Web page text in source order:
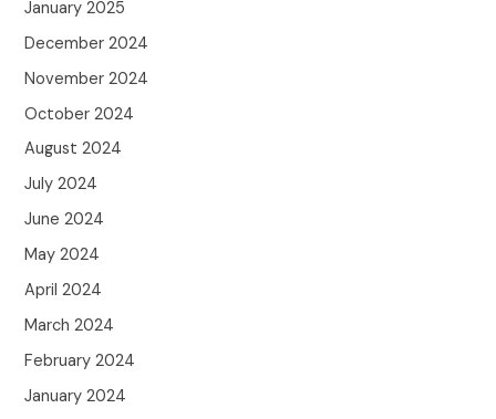
January 2025
December 2024
November 2024
October 2024
August 2024
July 2024
June 2024
May 2024
April 2024
March 2024
February 2024
January 2024